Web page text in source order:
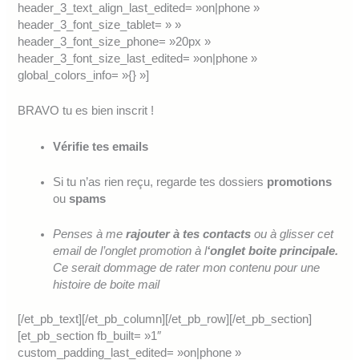
header_3_text_align_last_edited= »on|phone »
header_3_font_size_tablet= » »
header_3_font_size_phone= »20px »
header_3_font_size_last_edited= »on|phone »
global_colors_info= »{} »]
BRAVO tu es bien inscrit !
Vérifie tes emails
Si tu n’as rien reçu, regarde tes dossiers promotions
ouspams
Penses à me rajouter à tes contacts ou à glisser cet
email de l’onglet promotion à l‘onglet boite principale.
Ce serait dommage de rater mon contenu pour une
histoire de boite mail
[/et_pb_text][/et_pb_column][/et_pb_row][/et_pb_section]
[et_pb_section fb_built= »1″
custom_padding_last_edited= »on|phone »